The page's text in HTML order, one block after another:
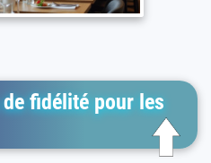
fidélité pour les